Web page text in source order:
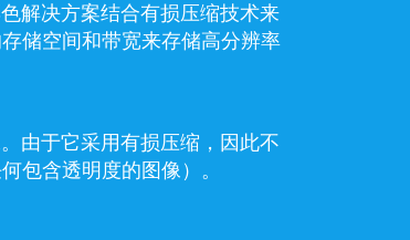
解决方案结合有损压缩技术来
储空间和带宽来存储高分辨率
由于它采用有损压缩，因此不
包含透明度的图像）。